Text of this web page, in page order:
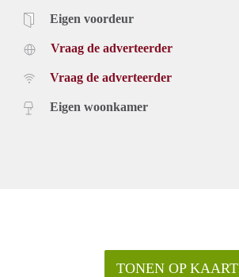
Eigen voordeur
Vraag de adverteerder
Vraag de adverteerder
Eigen woonkamer
TONEN OP KAART